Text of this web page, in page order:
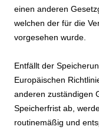
einen anderen
welchen der für die
vorgesehen wurde.
Entfällt der
Europäischen
anderen zuständigen
Speicherfrist ab,
routinemäßig und